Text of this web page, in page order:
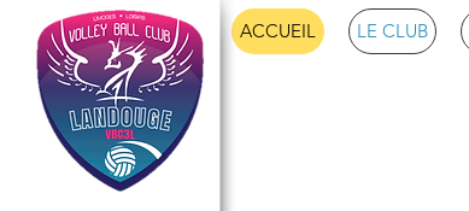
ACCUEIL LE CLUB